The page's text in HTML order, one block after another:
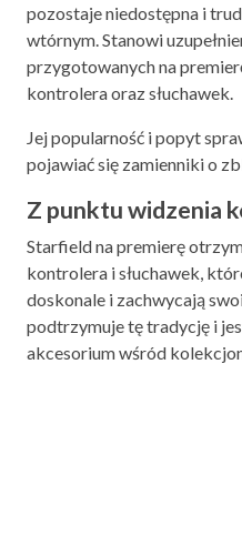
pozostaje niedostępna i
wtórnym. Stanowi
przygotowanych na
kontrolera oraz słuchawek.
Jej popularność i popyt
pojawiać się zamienniki o
Z punktu widzenia
Starfield na premierę
kontrolera i słuchawek,
doskonale i zachwycają
podtrzymuje tę tradycję i
akcesorium wśród